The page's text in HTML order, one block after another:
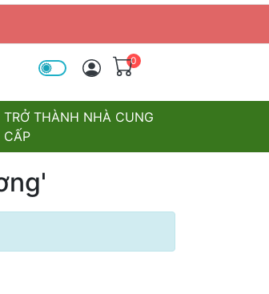
0
TRỞ THÀNH NHÀ CUNG
CẤP